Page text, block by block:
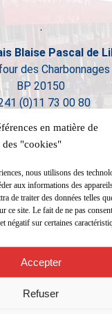
en matière de
des "cookies"
nous utilisons des
aux informations des
de traiter des données telles
ce site. Le fait de ne pas
négatif sur certaines
Accepter
Refuser
Blaise Pascal de
des Charbonnages
BP 20150
(0)11 73 00 80